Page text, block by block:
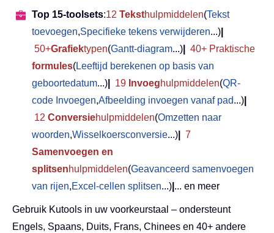
Top 15-toolsets:12 Teksthulpmiddelen(Tekst
toevoegen,Specifieke tekens verwijderen...)
50+Grafiektypen(Gantt-diagram...)
40+ Praktische
formules(Leeftijd berekenen op basis van
geboortedatum...) 19 Invoeghulpmiddelen(QR-
code Invoegen,Afbeelding invoegen vanaf pad...)
12 Conversiehulpmiddelen(Omzetten naar
woorden,Wisselkoersconversie...)
7
Samenvoegen en
splitsenhulpmiddelen(Geavanceerd samenvoegen
van rijen,Excel-cellen splitsen...) ... en meer
Gebruik Kutools in uw voorkeurstaal – ondersteunt
Engels, Spaans, Duits, Frans, Chinees en 40+ andere